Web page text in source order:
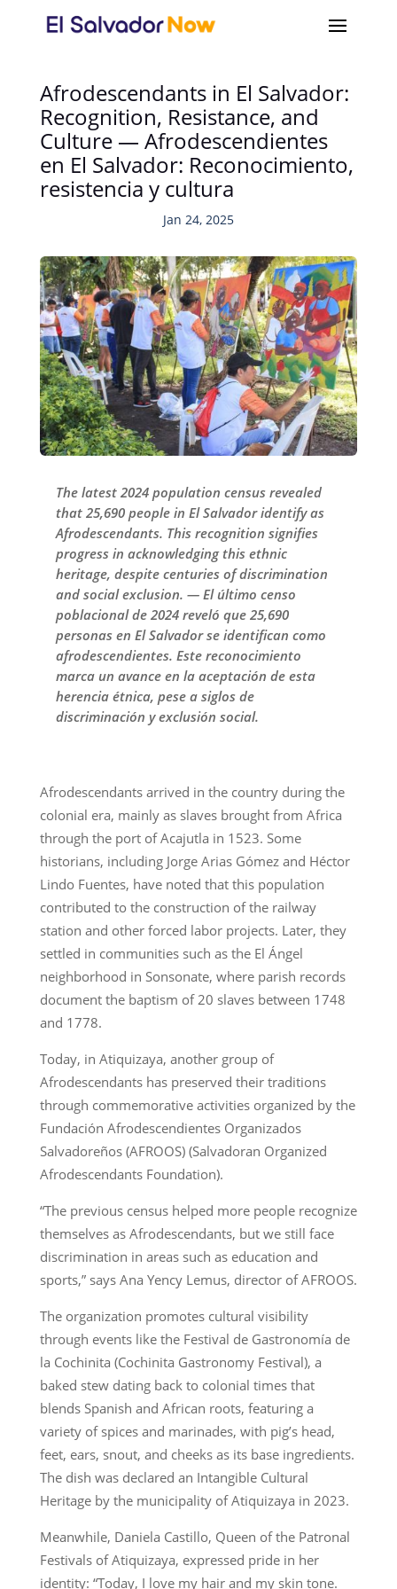
Afrodescendants in El Salvador:
Recognition, Resistance, and
Culture — Afrodescendientes
en El Salvador: Reconocimiento,
resistencia y cultura
Jan 24, 2025
The latest 2024 population census revealed
that 25,690 people in El Salvador identify as
Afrodescendants. This recognition signifies
progress in acknowledging this ethnic
heritage, despite centuries of discrimination
and social exclusion. — El último censo
poblacional de 2024 reveló que 25,690
personas en El Salvador se identifican como
afrodescendientes. Este reconocimiento
marca un avance en la aceptación de esta
herencia étnica, pese a siglos de
discriminación y exclusión social.
Afrodescendants arrived in the country during the
colonial era, mainly as slaves brought from Africa
through the port of Acajutla in 1523. Some
historians, including Jorge Arias Gómez and Héctor
Lindo Fuentes, have noted that this population
contributed to the construction of the railway
station and other forced labor projects. Later, they
settled in communities such as the El Ángel
neighborhood in Sonsonate, where parish records
document the baptism of 20 slaves between 1748
and 1778.
Today, in Atiquizaya, another group of
Afrodescendants has preserved their traditions
through commemorative activities organized by the
Fundación Afrodescendientes Organizados
Salvadoreños (AFROOS) (Salvadoran Organized
Afrodescendants Foundation).
“The previous census helped more people recognize
themselves as Afrodescendants, but we still face
discrimination in areas such as education and
sports,” says Ana Yency Lemus, director of AFROOS.
The organization promotes cultural visibility
through events like the Festival de Gastronomía de
la Cochinita (Cochinita Gastronomy Festival), a
baked stew dating back to colonial times that
blends Spanish and African roots, featuring a
variety of spices and marinades, with pig’s head,
feet, ears, snout, and cheeks as its base ingredients.
The dish was declared an Intangible Cultural
Heritage by the municipality of Atiquizaya in 2023.
Meanwhile, Daniela Castillo, Queen of the Patronal
Festivals of Atiquizaya, expressed pride in her
identity: “Today, I love my hair and my skin tone.